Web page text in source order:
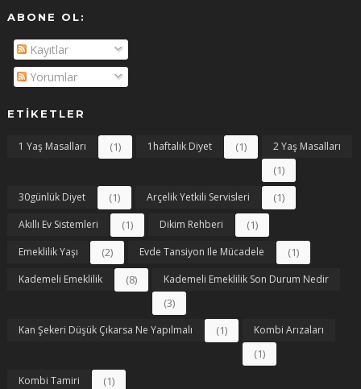
ABONE OL:
Kayıtlar
Yorumlar
ETIKETLER
1 Yaş Masalları (1) 1haftalık Diyet (1) 2 Yaş Masalları
(1)
30günlük Diyet (1) Arçelik Yetkili Servisleri (1)
Akıllı Ev Sistemleri (1) Dikim Rehberi (1)
Emeklilik Yaşı (2) Evde Tansiyon Ile Mücadele (1)
Kademeli Emeklilik (8) Kademeli Emeklilik Son Durum Nedir
(3)
Kan Şekeri Düşük Çıkarsa Ne Yapılmalı (1) Kombi Arızaları
(1)
Kombi Tamiri (1)